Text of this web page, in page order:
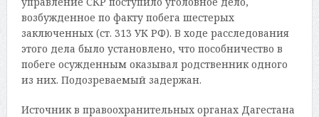
возбужденное по факту побега шестерых
заключенных (ст. 313 УК РФ). В ходе расследования
этого дела было установлено, что пособничество в
побеге осужденным оказывал родственник одного
из них. Подозреваемый задержан.
Источник в правоохранительных органах Дагестана